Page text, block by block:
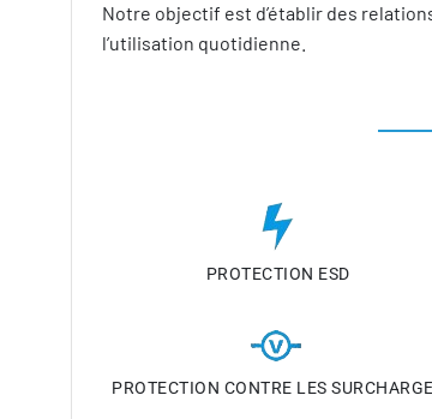
Notre objectif est d’établir des
l’utilisation quotidienne.
PROTECTION ESD
PROTECTION CONTRE LES